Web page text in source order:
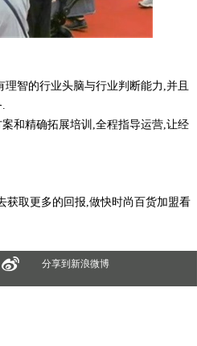
智的行业头脑与行业判断能力,并且
.
和精确拓展培训,全程指导运营,让经
取更多的回报,做快时尚百货加盟看
分享到新浪微博